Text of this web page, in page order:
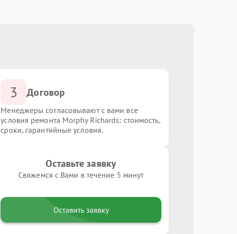
3 Договор
Менеджеры согласовывают с вами все
условия ремонта Morphy Richards: стоимость,
сроки, гарантийные условия.
Оставьте заявку
Свяжемся с Вами в течение 5 минут
Оставить заявку